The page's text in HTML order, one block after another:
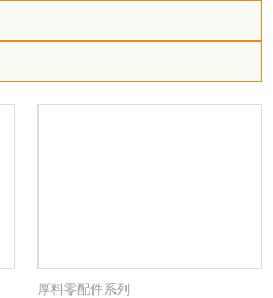
厚料零配件系列